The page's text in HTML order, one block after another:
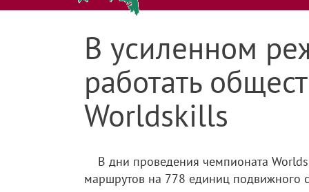
В усиленном
работать
Worldskills
В дни проведения чемпионата
маршрутов на 778 единиц подвижного